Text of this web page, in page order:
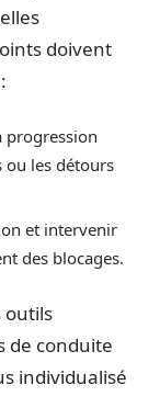
doivent
progression
ou les détours
et intervenir
des blocages.
outils
de conduite
individualisé